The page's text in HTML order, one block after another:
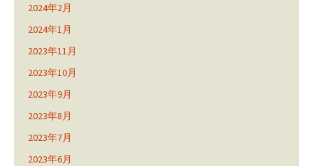
2024年2月
2024年1月
2023年11月
2023年10月
2023年9月
2023年8月
2023年7月
2023年6月